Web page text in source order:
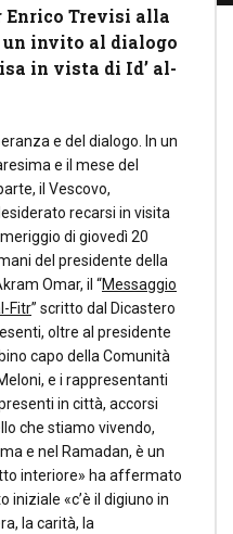
Trevisi alla
un invito al dialogo
in vista di Id’ al-
e del dialogo. In un
e il mese del
il Vescovo,
recarsi in visita
di giovedì 20
del presidente della
Omar, il “Messaggio
Fitr” scritto dal Dicastero
oltre al presidente
capo della Comunità
e i rappresentanti
in città, accorsi
che stiamo vivendo,
e nel Ramadan, è un
interiore» ha affermato
iniziale «c’è il digiuno in
la carità, la